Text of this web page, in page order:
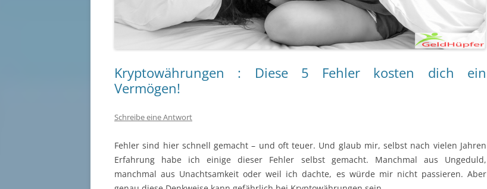
Kryptowährungen : Diese 5 Fehler kosten dich ein
Vermögen!
Schreibe eine Antwort
Fehler sind hier schnell gemacht – und oft teuer. Und glaub mir, selbst nach vielen Jahren
Erfahrung habe ich einige dieser Fehler selbst gemacht. Manchmal aus Ungeduld,
manchmal aus Unachtsamkeit oder weil ich dachte, es würde mir nicht passieren. Aber